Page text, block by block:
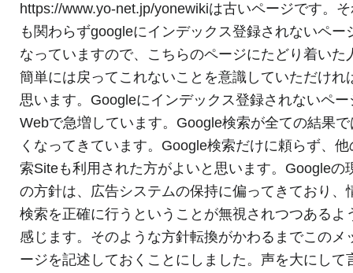
https://www.yo-net.jp/yonewikiは古いページです。
も関わらずgoogleにインデックス登録されないペー
なっていますので、こちらのページにたどり着いた
簡単には戻ってこれないことを意識していただけれ
思います。Googleにインデックス登録されないペー
Webで急増しています。Google検索が全ての結果
くなってきています。Google検索だけに頼らず、他
索Siteも利用された方がよいと思います。Googleの
の方針は、広告システムの保持に偏ってきており、
検索を正確に行うということが無視されつつあるよ
感じます。そのような方針転換がかわるまでこのメ
ージを記述しておくことにしました。声を大にして